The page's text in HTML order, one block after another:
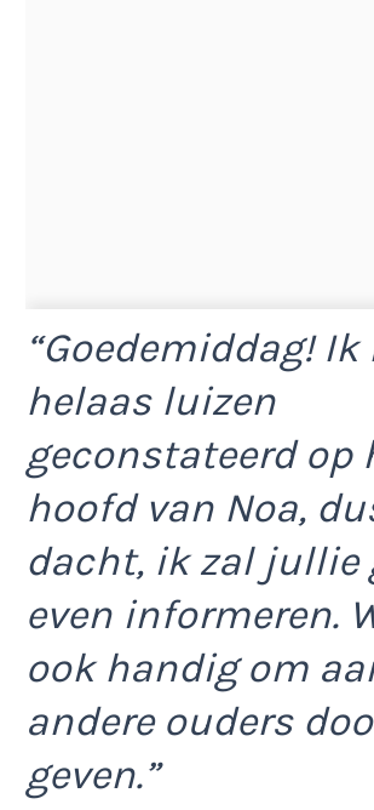
“Goedemiddag! Ik
helaas luizen
geconstateerd op
hoofd van Noa,
dacht, ik zal jullie
even informeren.
ook handig om
andere ouders
geven.”